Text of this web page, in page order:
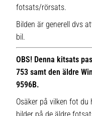
fotsats/rörsats.
Bilden är generell dvs
bil.
OBS! Denna kitsats
753 samt den äldre
9596B.
Osäker på vilken fot du